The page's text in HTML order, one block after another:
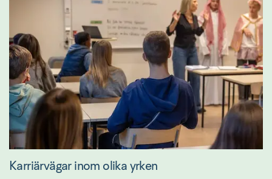
Karriärvägar inom olika yrken